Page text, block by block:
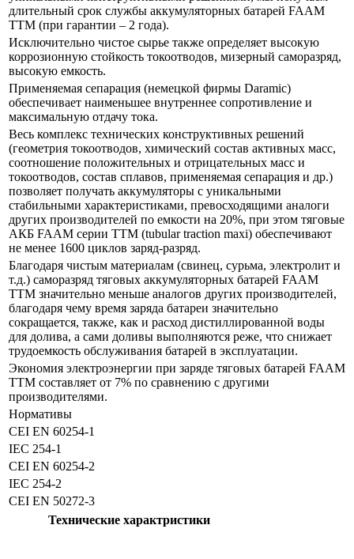
длительный срок службы аккумуляторных батарей FAAM
ТTM (при гарантии – 2 года).
Исключительно чистое сырье также определяет высокую
коррозионную стойкость токоотводов, мизерный саморазряд,
высокую емкость.
Применяемая сепарация (немецкой фирмы Daramic)
обеспечивает наименьшее внутреннее сопротивление и
максимальную отдачу тока.
Весь комплекс технических конструктивных решений
(геометрия токоотводов, химический состав активных масс,
соотношение положительных и отрицательных масс и
токоотводов, состав сплавов, применяемая сепарация и др.)
позволяет получать аккумуляторы с уникальными
стабильными характеристиками, превосходящими аналоги
других производителей по емкости на 20%, при этом тяговые
АКБ FAAM серии ТТМ (tubular traction maxi) обеспечивают
не менее 1600 циклов заряд-разряд.
Благодаря чистым материалам (свинец, сурьма, электролит и
т.д.) саморазряд тяговых аккумуляторных батарей FAAM
TTM значительно меньше аналогов других производителей,
благодаря чему время заряда батареи значительно
сокращается, также, как и расход дистиллированной воды
для долива, а сами доливы выполняются реже, что снижает
трудоемкость обслуживания батарей в эксплуатации.
Экономия электроэнергии при заряде тяговых батарей FAAM
TTM составляет от 7% по сравнению с другими
производителями.
Нормативы
CEI EN 60254-1
IEC 254-1
CEI EN 60254-2
IEC 254-2
CEI EN 50272-3
Технические характристики